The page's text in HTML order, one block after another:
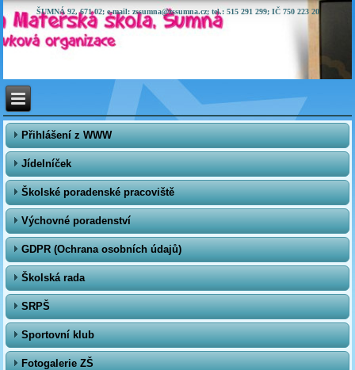
ŠUMNÁ 92, 671 02; e-mail: zssumna@zssumna.cz; tel.: 515 291 299; IČ 750 223 20
Přihlášení z WWW
Jídelníček
Školské poradenské pracoviště
Výchovné poradenství
GDPR (Ochrana osobních údajů)
Školská rada
SRPŠ
Sportovní klub
Fotogalerie ZŠ